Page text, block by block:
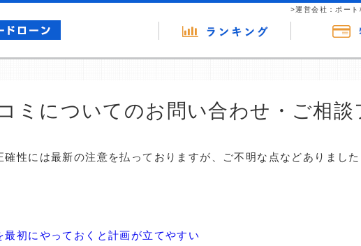
>運営会社：ポー
ミについてのお問い合わせ・ご相談
性には最新の注意を払っておりますが、ご不明な点などありまし
初にやっておくと計画が立てやすい